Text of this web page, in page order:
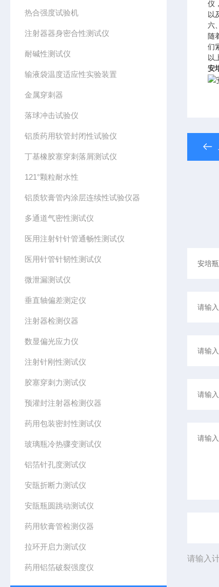
热合强度试验机
注射器器身密合性测试仪
耐碱性测试仪
输液袋温度适应性实验装置
金属穿刺器
落球冲击试验仪
铝质药用软管封闭性试验仪
丁基橡胶塞穿刺落屑测试仪
121°颗粒耐水性
铝质软膏管内涂层连续性试验仪器
多通道气密性测试仪
医用注射针针管通畅性测试仪
医用针管针韧性测试仪
微泄漏测试仪
垂直轴偏差测定仪
注射器检测仪器
数显偏光应力仪
注射针刚性测试仪
胶塞穿刺力测试仪
预灌封注射器检测仪器
药用包装密封性测试仪
玻璃瓶冷热骤变测试仪
铝箔针孔度测试仪
安瓿折断力测试仪
安瓿瓶圆跳动测试仪
药用软膏管检测仪器
拉环开启力测试仪
药用铝箔破裂强度仪
仪
以
六
随
们
以
安
请输入